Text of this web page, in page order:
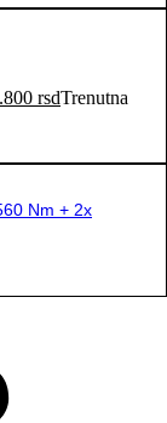
rsdTrenutna
Nm + 2x